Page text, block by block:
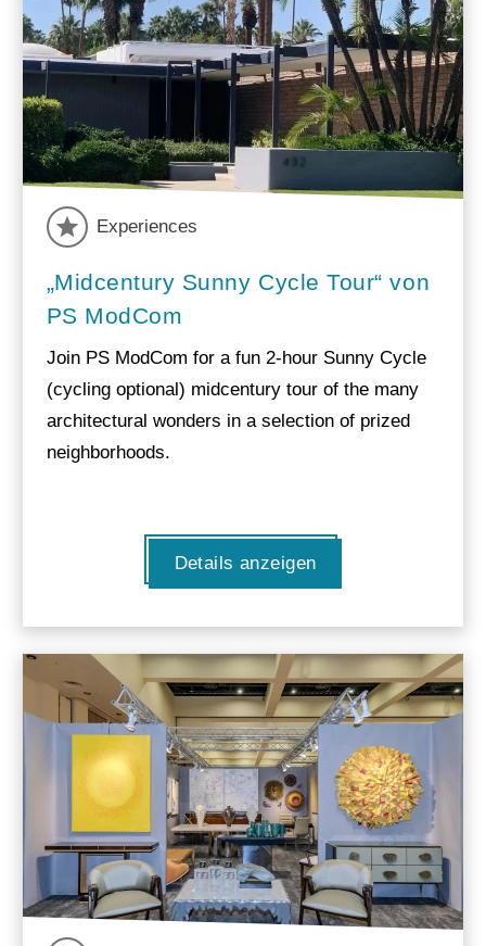
Experiences
„Midcentury Sunny Cycle Tour“ von
PS ModCom
Join PS ModCom for a fun 2-hour Sunny Cycle
(cycling optional) midcentury tour of the many
architectural wonders in a selection of prized
neighborhoods.
Details anzeigen